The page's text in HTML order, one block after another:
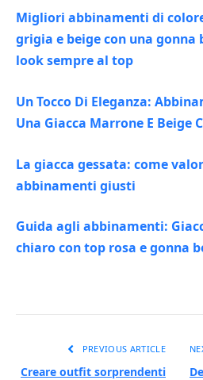
Migliori abbinamenti di
grigia e beige con una gonna
look sempre al top
Un Tocco Di Eleganza:
Una Giacca Marrone E Beige
La giacca gessata: come
abbinamenti giusti
Guida agli abbinamenti:
chiaro con top rosa e gonna
PREVIOUS ARTICLE
Creare outfit sorprendenti